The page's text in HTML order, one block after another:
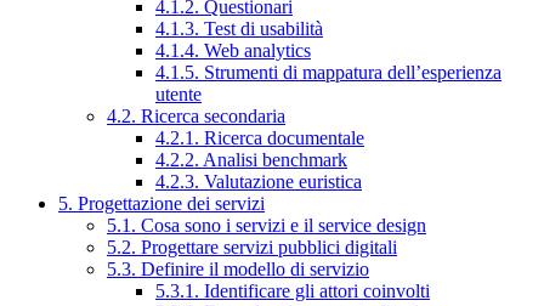
4.1.2. Questionari
4.1.3. Test di usabilità
4.1.4. Web analytics
4.1.5. Strumenti di mappatura dell’esperienza
utente
4.2. Ricerca secondaria
4.2.1. Ricerca documentale
4.2.2. Analisi benchmark
4.2.3. Valutazione euristica
5. Progettazione dei servizi
5.1. Cosa sono i servizi e il service design
5.2. Progettare servizi pubblici digitali
5.3. Definire il modello di servizio
5.3.1. Identificare gli attori coinvolti